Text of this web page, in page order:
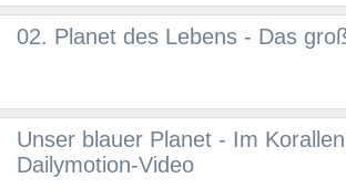
02. Planet des Lebens - Das
Unser blauer Planet - Im
Dailymotion-Video